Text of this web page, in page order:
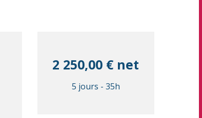
2 250,00 € net
5 jours - 35h